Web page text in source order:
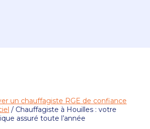
un chauffagiste RGE de confiance
/ Chauffagiste à Houilles : votre
assuré toute l’année